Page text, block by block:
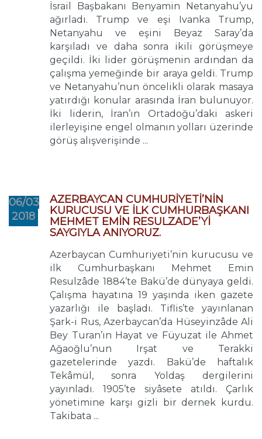
İsrail Başbakanı Benyamin Netanyahu’yu
ağırladı. Trump ve eşi Ivanka Trump,
Netanyahu ve eşini Beyaz Saray’da
karşıladı ve daha sonra ikili görüşmeye
geçildi. İki lider görüşmenin ardından da
çalışma yemeğinde bir araya geldi. Trump
ve Netanyahu’nun öncelikli olarak masaya
yatırdığı konular arasında İran bulunuyor.
İki liderin, İran’ın Ortadoğu’daki askeri
ilerleyişine engel olmanın yolları üzerinde
görüş alışverişinde ...
06/03
2018
AZERBAYCAN CUMHURİYETİ’NİN
KURUCUSU VE İLK CUMHURBAŞKANI
MEHMET EMİN RESULZADE’Yİ
SAYGIYLA ANIYORUZ.
Azerbaycan Cumhuriyeti’nin kurucusu ve
ilk Cumhurbaşkanı Mehmet Emin
Resulzâde 1884’te Bakü’de dünyaya geldi.
Çalışma hayatına 19 yaşında iken gazete
yazarlığı ile başladı. Tiflis’te yayınlanan
Şark-i Rus, Azerbaycan’da Hüseyinzâde Ali
Bey Turan’ın Hayat ve Füyuzat ile Ahmet
Ağaoğlu’nun Irşat ve Terakki
gazetelerinde yazdı. Bakü’de haftalık
Tekâmül, sonra Yoldaş dergilerini
yayınladı. 1905’te siyâsete atıldı. Çarlık
yönetimine karşı gizli bir dernek kurdu.
Takibata ...